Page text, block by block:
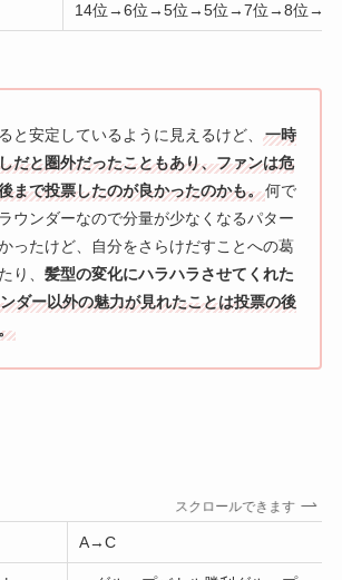
14位→6位→5位→5位→7位→8位→8
と安定しているように見えるけど、
一時
だと圏外だったこともあり、ファンは危
まで投票したのが良かったのかも。何で
ウンダーなので分量が少なくなるパター
ったけど、自分をさらけだすことへの葛
り、 髪型の変化にハラハラさせてくれた
ダー以外の魅力が見れたことは投票の後
スクロールできます
A→C